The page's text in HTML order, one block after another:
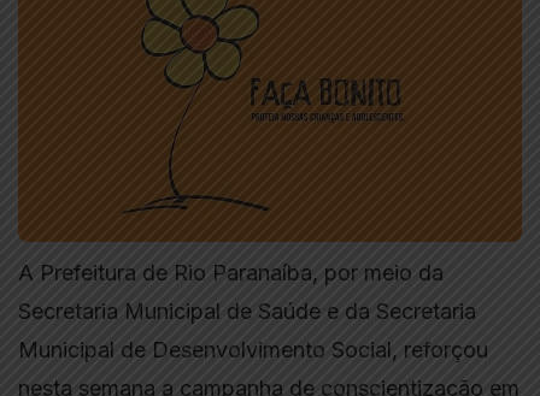
A Prefeitura de Rio Paranaíba, por meio da
Secretaria Municipal de Saúde e da Secretaria
Municipal de Desenvolvimento Social, reforçou
nesta semana a campanha de conscientização em